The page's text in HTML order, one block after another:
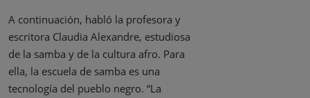
A continuación, habló la profesora y
escritora Claudia Alexandre, estudiosa
de la samba y de la cultura afro. Para
ella, la escuela de samba es una
tecnología del pueblo negro. “La